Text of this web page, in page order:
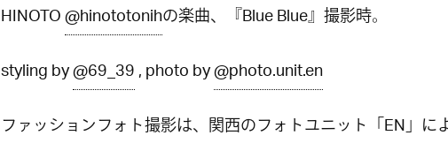
HINOTO@hinototonihの楽曲、『Blue Blue』撮影時。
styling by@69_39, photo by@photo.unit.en
ファッションフォト撮影は、関西のフォトユニット「EN」に